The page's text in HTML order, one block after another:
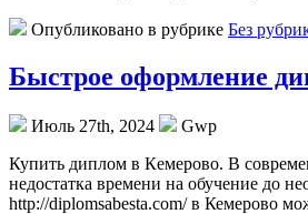
Опубликовано в рубрике Без
Быстрое оформление
Июль 27th, 2024
Gwp
Купить диплoм в Кeмeрoвo. В
недостатка времени на обучение до
http://diplomsabesta.com/ в Кемерово